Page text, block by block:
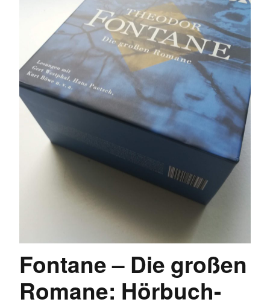
Fontane – Die großen
Romane: Hörbuch-